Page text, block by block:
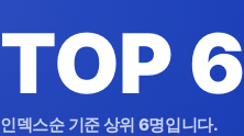
TOP 6
인덱스순 기준 상위 6명입니다.